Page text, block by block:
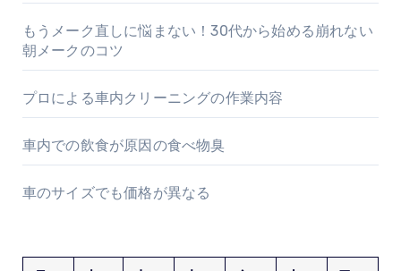
もうメーク直しに悩まない！30代から始める崩れない
朝メークのコツ
プロによる車内クリーニングの作業内容
車内での飲食が原因の食べ物臭
車のサイズでも価格が異なる